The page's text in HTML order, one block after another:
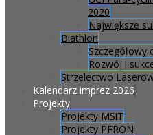
2020
Największe
Biathlon
Szczegółowy
Rozwój i
Strzelectwo
Kalendarz imprez 2026
Projekty
Projekty MSiT
Projekty PFRON